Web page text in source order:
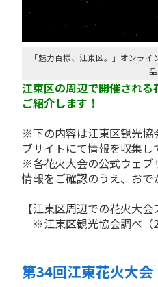
「魅力百様、江東区。」オンラ
品
江東区の周辺で開催され
ご紹介します！
※下の内容は江東区観光協
ブサイトにて情報を収集し
※各花火大会の公式ウェブ
情報をご確認のうえ、おで
【江東区周辺での花火大
※江東区観光協会調べ（
第34回江東花火大会